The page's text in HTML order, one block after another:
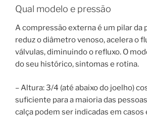
Qual modelo e pressão
A compressão externa é um pilar da
reduz o diâmetro venoso, acelera o
válvulas, diminuindo o refluxo. O
do seu histórico, sintomas e rotina.
– Altura: 3/4 (até abaixo do joelho)
suficiente para a maioria das
calça podem ser indicadas em casos